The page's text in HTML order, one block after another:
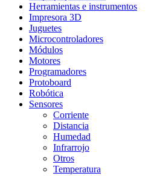
Herramientas e instrumentos
Impresora 3D
Juguetes
Microcontroladores
Módulos
Motores
Programadores
Protoboard
Robótica
Sensores
Corriente
Distancia
Humedad
Infrarrojo
Otros
Temperatura